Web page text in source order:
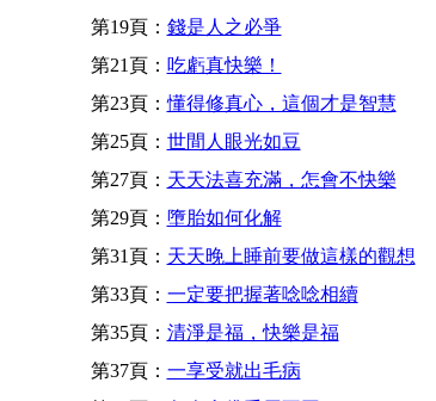
第19頁： 錢是人之必爭
第21頁： 吃虧真快樂！
第23頁：懂得修真心，這個才是智慧
第25頁： 世間人眼光如豆
第27頁： 天天法喜充滿，怎會不快樂
第29頁： 墮胎如何化解
第31頁： 天天晚上睡前要做這樣的觀想
第33頁： 一定要把握著唸唸相續
第35頁： 清淨是福，快樂是福
第37頁： 一享受就出毛病